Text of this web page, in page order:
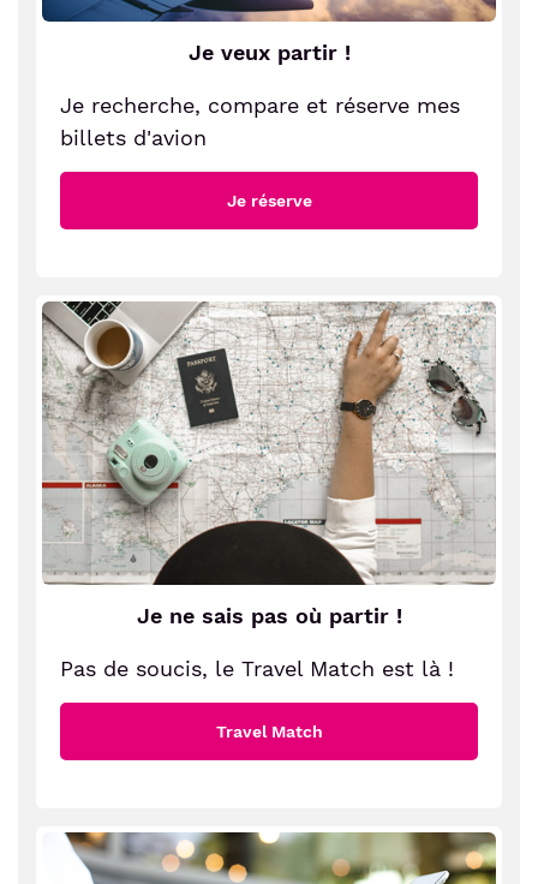
Je veux partir !
Je recherche, compare et réserve mes
billets d'avion
Je réserve
Je ne sais pas où partir !
Pas de soucis, le Travel Match est là !
Travel Match